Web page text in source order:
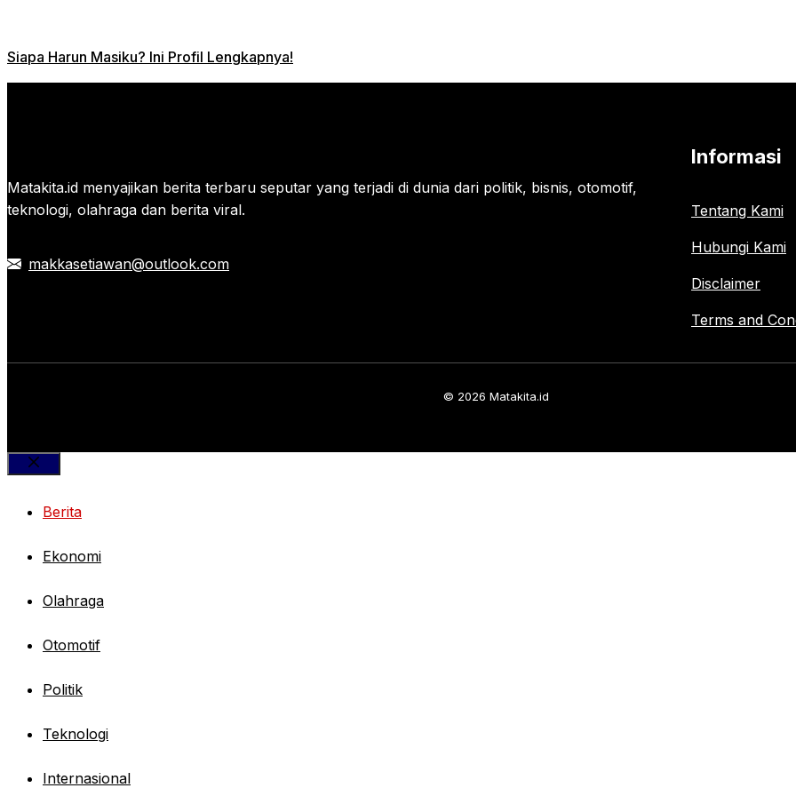
Siapa Harun Masiku? Ini Profil Lengkapnya!
Matakita.id menyajikan berita terbaru seputar yang terjadi di dunia dari politik, bisnis, otomotif,
teknologi, olahraga dan berita viral.
makkasetiawan@outlook.com
Informasi
Tentang Kami
Hubungi Kami
Disclaimer
Terms and
© 2026 Matakita.id
Close
Berita
Ekonomi
Olahraga
Otomotif
Politik
Teknologi
Internasional